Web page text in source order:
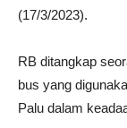
(17/3/2023).
RB ditangkap
bus yang
Palu dalam